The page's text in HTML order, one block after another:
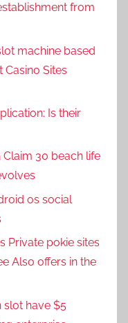
from
machine based
Casino Sites
Is their
30 beach life
os social
Private pokie sites
Also offers in the
slot have $5